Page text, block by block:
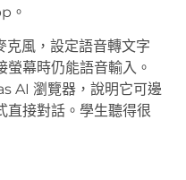
。
風，設定語音轉文字
幕時仍能語音輸入。
AI 瀏覽器，說明它可邊
直接對話。學生聽得很